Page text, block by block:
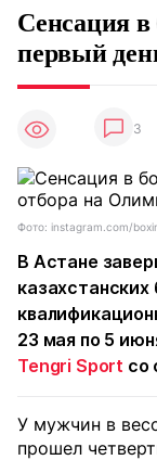
Сенсация в
первый
3
Фото: instagram.com/
В Астане
казахстанских
23 мая по 5
Tengri Sport со
У мужчин в
прошел